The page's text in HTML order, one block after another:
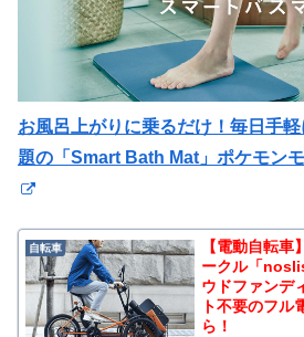
お風呂上がりに乗るだけ！毎日手
題の「Smart Bath Mat」ポケモン
自転車
【電動自転
ークル「
ウドファンデ
ト不要のフル
ら！